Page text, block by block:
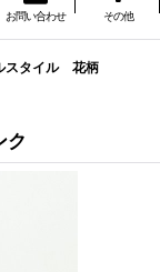
お問い合わせ その他
スタイル 花柄
ク